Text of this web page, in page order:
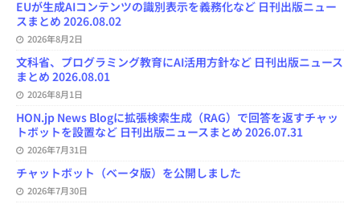
EUが生成AIコンテンツの識別表示を義務化など 日刊出版ニュー
スまとめ 2026.08.02
2026年8月2日
文科省、プログラミング教育にAI活用方針など 日刊出版ニュース
まとめ 2026.08.01
2026年8月1日
HON.jp News Blogに拡張検索生成（RAG）で回答を返すチャッ
トボットを設置など 日刊出版ニュースまとめ 2026.07.31
2026年7月31日
チャットボット（ベータ版）を公開しました
2026年7月30日